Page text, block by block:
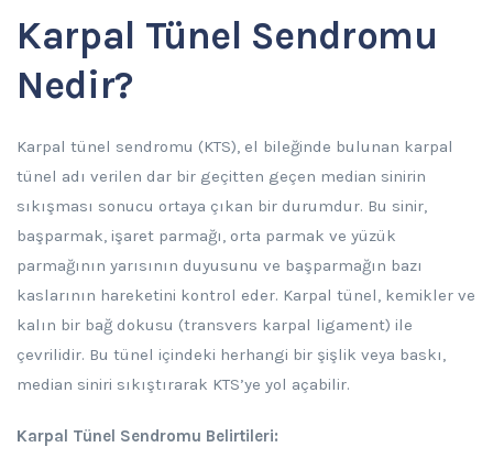
Karpal Tünel Sendromu
Nedir?
Karpal tünel sendromu (KTS), el bileğinde bulunan karpal
tünel adı verilen dar bir geçitten geçen median sinirin
sıkışması sonucu ortaya çıkan bir durumdur. Bu sinir,
başparmak, işaret parmağı, orta parmak ve yüzük
parmağının yarısının duyusunu ve başparmağın bazı
kaslarının hareketini kontrol eder. Karpal tünel, kemikler ve
kalın bir bağ dokusu (transvers karpal ligament) ile
çevrilidir. Bu tünel içindeki herhangi bir şişlik veya baskı,
median siniri sıkıştırarak KTS’ye yol açabilir.
Karpal Tünel Sendromu Belirtileri: